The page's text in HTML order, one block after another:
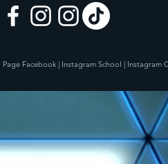
Page Facebook | Instagram School | Instagram